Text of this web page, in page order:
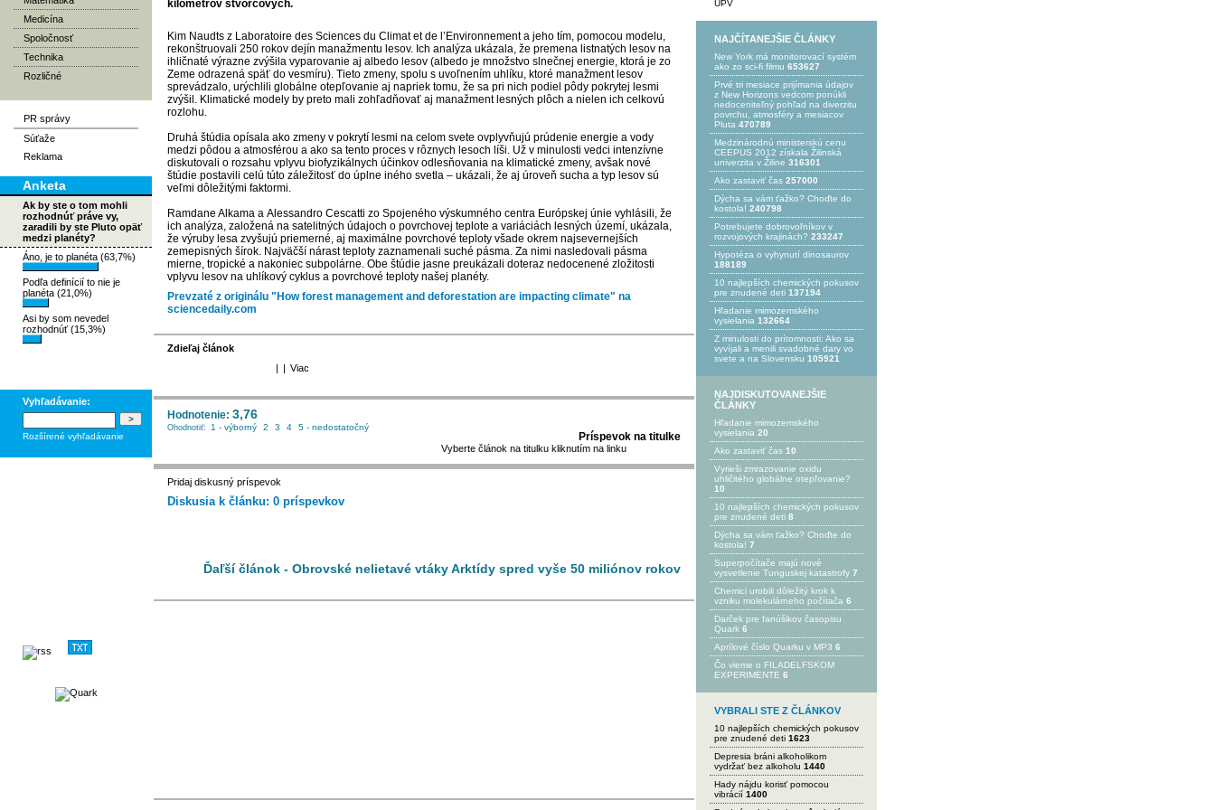
Medicína
Spoločnosť
Technika
Rozličné
PR správy
Súťaže
Reklama
Anketa
Ak by ste o tom mohli
rozhodnúť práve vy,
zaradili by ste Pluto opäť
medzi planéty?
Áno, je to planéta (63,7%)
Podľa definícií to nie je
planéta (21,0%)
Asi by som nevedel
rozhodnúť (15,3%)
Vyhľadávanie:
Rozšírené vyhľadávanie
kilometrov štvorcových.
Kim Naudts z Laboratoire des Sciences du Climat et de l’Environnement a jeho tím, pomocou modelu,
rekonštruovali 250 rokov dejín manažmentu lesov. Ich analýza ukázala, že premena listnatých lesov na
ihličnaté výrazne zvýšila vyparovanie aj albedo lesov (albedo je množstvo slnečnej energie, ktorá je zo
Zeme odrazená späť do vesmíru). Tieto zmeny, spolu s uvoľnením uhlíku, ktoré manažment lesov
sprevádzalo, urýchlili globálne otepľovanie aj napriek tomu, že sa pri nich podiel pôdy pokrytej lesmi
zvýšil. Klimatické modely by preto mali zohľadňovať aj manažment lesných plôch a nielen ich celkovú
rozlohu.
Druhá štúdia opísala ako zmeny v pokrytí lesmi na celom svete ovplyvňujú prúdenie energie a vody
medzi pôdou a atmosférou a ako sa tento proces v rôznych lesoch líši. Už v minulosti vedci intenzívne
diskutovali o rozsahu vplyvu biofyzikálnych účinkov odlesňovania na klimatické zmeny, avšak nové
štúdie postavili celú túto záležitosť do úplne iného svetla – ukázali, že aj úroveň sucha a typ lesov sú
veľmi dôležitými faktormi.
Ramdane Alkama a Alessandro Cescatti zo Spojeného výskumného centra Európskej únie vyhlásili, že
ich analýza, založená na satelitných údajoch o povrchovej teplote a variáciách lesných území, ukázala,
že výruby lesa zvyšujú priemerné, aj maximálne povrchové teploty všade okrem najsevernejších
zemepisných šírok. Najväčší nárast teploty zaznamenali suché pásma. Za nimi nasledovali pásma
mierne, tropické a nakoniec subpolárne. Obe štúdie jasne preukázali doteraz nedocenené zložitosti
vplyvu lesov na uhlíkový cyklus a povrchové teploty našej planéty.
Prevzaté z originálu "How forest management and deforestation are impacting climate" na
sciencedaily.com
Zdieľaj článok
| | Viac
Hodnotenie: 3,76
Ohodnotiť: 1 - výborný 2 3 4 5 - nedostatočný
Príspevok na titulke
Vyberte článok na titulku kliknutím na linku
Pridaj diskusný príspevok
Diskusia k článku: 0 príspevkov
Ďaľší článok - Obrovské nelietavé vtáky Arktídy spred vyše 50 miliónov rokov
UPV
NAJČÍTANEJŠIE ČLÁNKY
New York má monitorovací systém
ako zo sci-fi filmu 653627
Prvé tri mesiace prijímania údajov
z New Horizons vedcom ponúkli
nedoceniteľný pohľad na diverzitu
povrchu, atmosféry a mesiacov
Pluta 470789
Medzinárodnú ministerskú cenu
CEEPUS 2012 získala Žilinská
univerzita v Žiline 316301
Ako zastaviť čas 257000
Dýcha sa vám ťažko? Choďte do
kostola! 240798
Potrebujet​e dobrovoľníkov v
rozvojovýc​h krajinách? 233247
Hypotéza o vyhynutí dinosaurov
188189
10 najlepších chemických pokusov
pre znudené deti 137194
Hľadanie mimozemského
vysielania 132664
Z minulosti do prítomnosti: Ako sa
vyvíjali a menili svadobné dary vo
svete a na Slovensku 105921
NAJDISKUTOVANEJŠIE
ČLÁNKY
Hľadanie mimozemského
vysielania 20
Ako zastaviť čas 10
Vyrieši zmrazovanie oxidu
uhličitého globálne otepľovanie?
10
10 najlepších chemických pokusov
pre znudené deti 8
Dýcha sa vám ťažko? Choďte do
kostola! 7
Superpočítače majú nové
vysvetlenie Tunguskej katastrofy 7
Chemici urobili dôležitý krok k
vzniku molekulárneho počítača 6
Darček pre fanúšikov časopisu
Quark 6
Aprílové číslo Quarku v MP3 6
Čo vieme o FILADELFSKOM
EXPERIMENTE 6
VYBRALI STE Z ČLÁNKOV
10 najlepších chemických pokusov
pre znudené deti 1623
Depresia bráni alkoholikom
vydržať bez alkoholu 1440
Hady nájdu korisť pomocou
vibrácií 1400